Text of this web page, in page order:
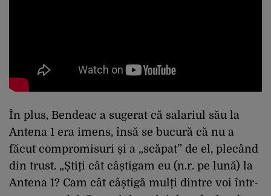
În plus, Bendeac a sugerat că salariul său la
Antena 1 era imens, însă se bucură că nu a
făcut compromisuri și a „scăpat” de el, plecând
din trust. „Știți cât câștigam eu (n.r. pe lună) la
Antena 1? Cam cât câștigă mulți dintre voi într-